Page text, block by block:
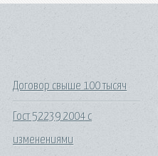
Договор свыше 100 тысяч
Гост 52239 2004 с
изменениями